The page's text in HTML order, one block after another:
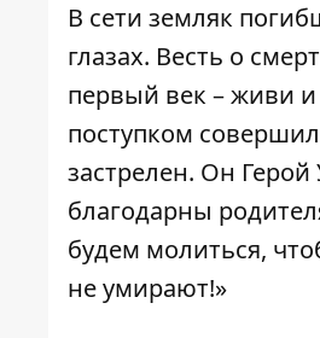
В сети земляк
глазах. Весть о
первый век – живи
поступком
застрелен. Он
благодарны
будем молиться,
не умирают!»